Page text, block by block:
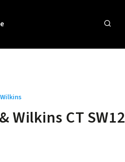
Wilkins CT SW12